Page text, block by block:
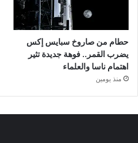
حطام من صاروخ سبايس إكس
يضرب القمر.. فوهة جديدة تثير
اهتمام ناسا والعلماء
منذ يومين